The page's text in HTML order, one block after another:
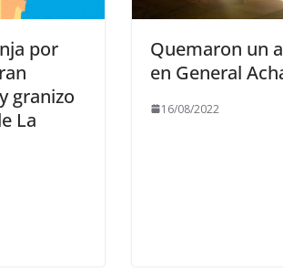
por
granizo
La
Quemaron un
en General
16/08/2022